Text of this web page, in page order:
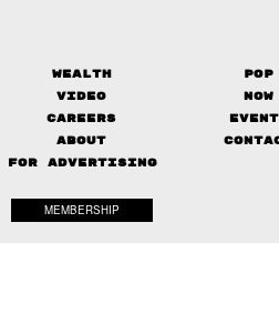
Wealth
Pop
Video
Now
Careers
About
FOR ADVERTISING
MEMBERSHIP